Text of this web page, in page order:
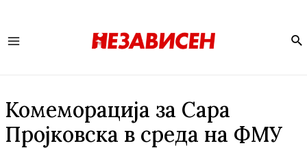
Комеморација за Сара
Пројковска в среда на ФМУ